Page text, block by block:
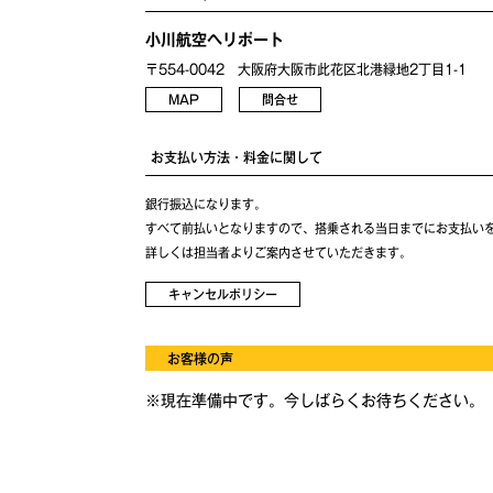
小川航空ヘリポート
〒554-0042 大阪府大阪市此花区北港緑地2丁目1-1
MAP 問合せ
お支払い方法・料金に関して
銀行振込になります。
すべて前払いとなりますので、搭乗される当日までにお支払い
詳しくは担当者よりご案内させていただきます。
キャンセルポリシー
お客様の声
※現在準備中です。今しばらくお待ちください。